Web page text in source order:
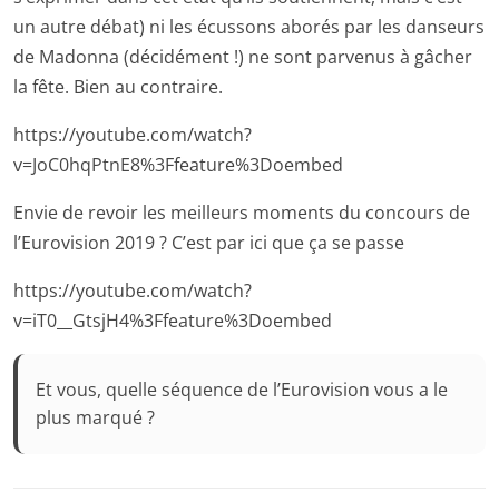
un autre débat) ni les écussons aborés par les danseurs
de Madonna (décidément !) ne sont parvenus à gâcher
la fête. Bien au contraire.
https://youtube.com/watch?
v=JoC0hqPtnE8%3Ffeature%3Doembed
Envie de revoir les meilleurs moments du concours de
l’Eurovision 2019 ? C’est par ici que ça se passe
https://youtube.com/watch?
v=iT0__GtsjH4%3Ffeature%3Doembed
Et vous, quelle séquence de l’Eurovision vous a le
plus marqué ?